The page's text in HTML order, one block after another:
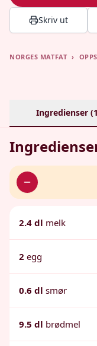
Skriv ut
NORGES MATFAT ›
Ingredienser (
2.4 dl melk
2 egg
0.6 dl smør
9.5 dl brødmel